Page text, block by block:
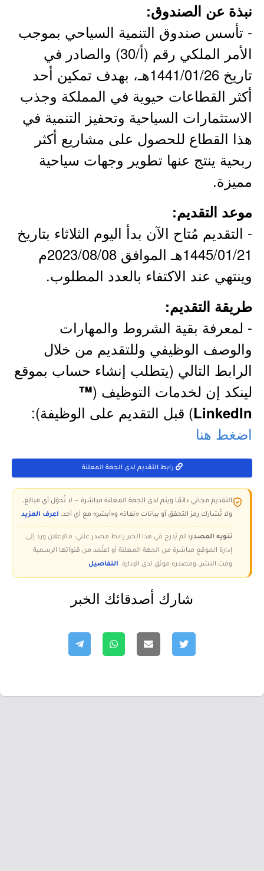
نبذة عن الصندوق:
- تأسس صندوق التنمية السياحي بموجب
الأمر الملكي رقم (أ/30) والصادر في
تاريخ 1441/01/26هـ، بهدف تمكين أحد
أكثر القطاعات حيوية في المملكة وجذب
الاستثمارات السياحية وتحفيز التنمية في
هذا القطاع للحصول على مشاريع أكثر
ربحية ينتج عنها تطوير وجهات سياحية
مميزة.
موعد التقديم:
- التقديم مُتاح الآن بدأ اليوم الثلاثاء بتاريخ
1445/01/21هـ الموافق 2023/08/08م
وينتهي عند الاكتفاء بالعدد المطلوب.
طريقة التقديم:
- لمعرفة بقية الشروط والمهارات
والوصف الوظيفي وللتقديم من خلال
الرابط التالي (يتطلب إنشاء حساب بموقع
لينكد إن لخدمات التوظيف (™
LinkedIn) قبل التقديم على الوظيفة):
اضغط هنا
رابط التقديم لدى الجهة المعلنة
التقديم مجاني دائمًا ويتم لدى الجهة المعلنة مباشرة — لا تُحوّل أي مبالغ،
ولا تُشارك رمز التحقق أو بيانات «نفاذ» و«أبشر» مع أي أحد. اعرف المزيد
تنويه المصدر: لم يُدرج في هذا الخبر رابط مصدر علني؛ فالإعلان ورد إلى
إدارة الموقع مباشرة من الجهة المعلنة أو اعتُمد من قنواتها الرسمية
وقت النشر، ومصدره موثق لدى الإدارة. التفاصيل
شارك أصدقائك الخبر